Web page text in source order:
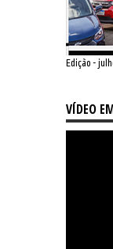
Edição -
VÍDEO